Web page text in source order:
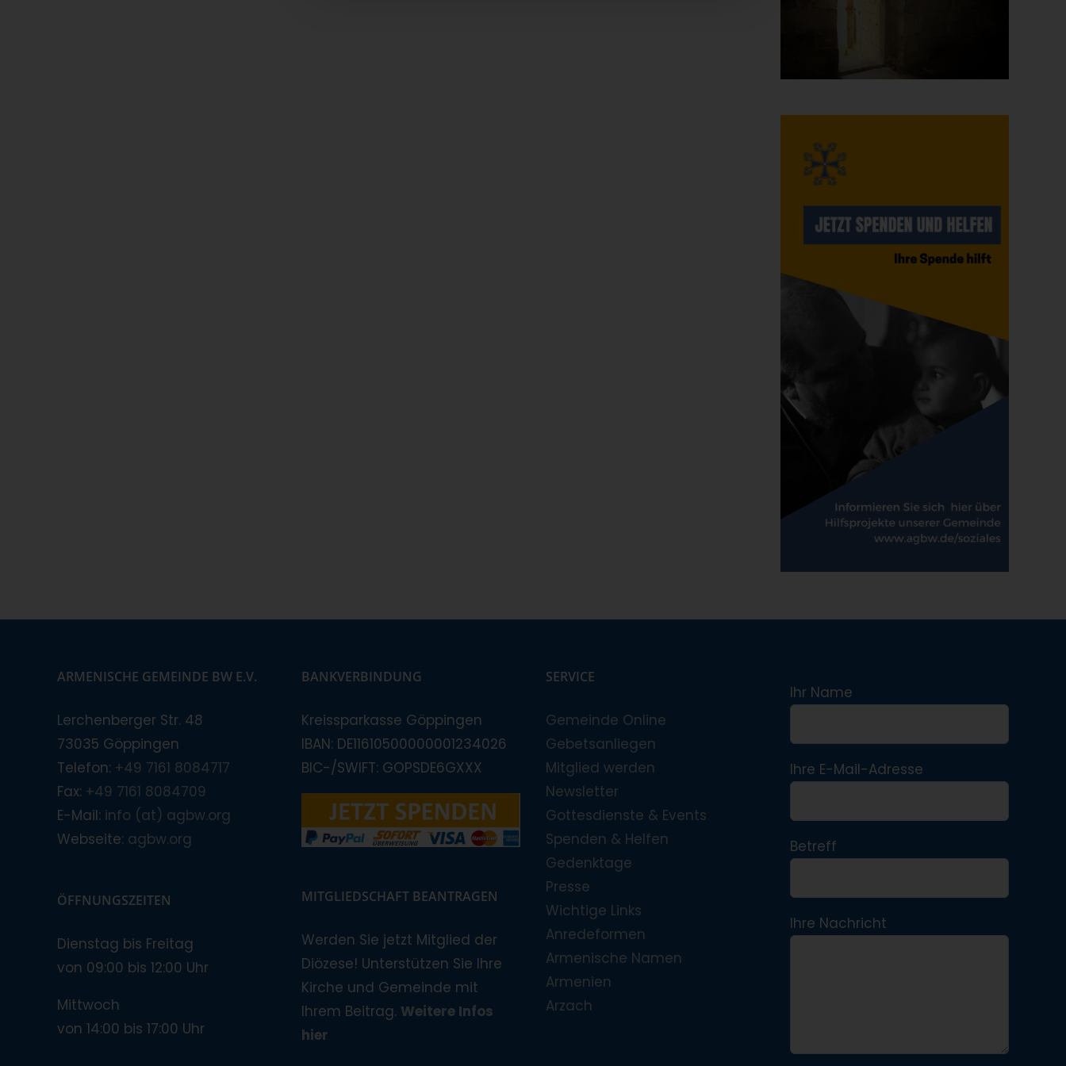
ARMENISCHE GEMEINDE BW E.V.
Lerchenberger Str. 48
73035 Göppingen
Telefon: +49 7161 8084717
Fax: +49 7161 8084709
E-Mail: info (at) agbw.org
Webseite: agbw.org
ÖFFNUNGSZEITEN
Dienstag bis Freitag
von 09:00 bis 12:00 Uhr
Mittwoch
von 14:00 bis 17:00 Uhr
BANKVERBINDUNG
Kreissparkasse Göppingen
IBAN: DE11610500000001234026
BIC-/SWIFT: GOPSDE6GXXX
MITGLIEDSCHAFT BEANTRAGEN
Werden Sie jetzt Mitglied der
Diözese! Unterstützen Sie Ihre
Kirche und Gemeinde mit
Ihrem Beitrag. Weitere Infos
hier
SERVICE
Gemeinde Online
Gebetsanliegen
Mitglied werden
Newsletter
Gottesdienste & Events
Spenden & Helfen
Gedenktage
Presse
Wichtige Links
Anredeformen
Armenische Namen
Armenien
Arzach
Ihr Name
Ihre E-Mail-Adresse
Betreff
Ihre Nachricht